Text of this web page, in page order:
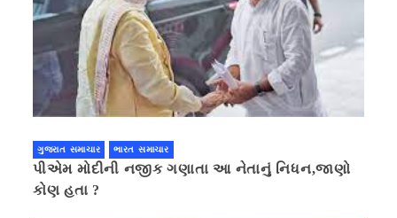
ગુજરાત સમાચાર ભારત સમાચાર
પીએમ મોદીની નજીક ગણાતા આ નેતાનું નિધન,જાણો
કોણ હતા ?